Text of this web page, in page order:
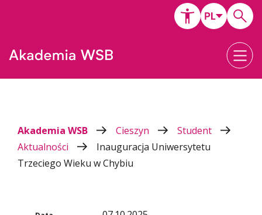
Akademia WSB Cieszyn
Student
Aktualności
Inauguracja Uniwersytetu
Trzeciego Wieku w Chybiu